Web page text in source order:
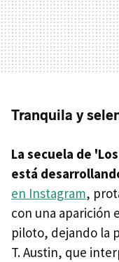
Tranquila y
La secuela de
está
en Instagram,
con una aparición
piloto, dejando la
T. Austin, que